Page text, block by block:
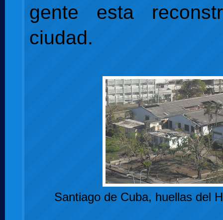
gente esta
ciudad.
Santiago de Cuba, huellas del